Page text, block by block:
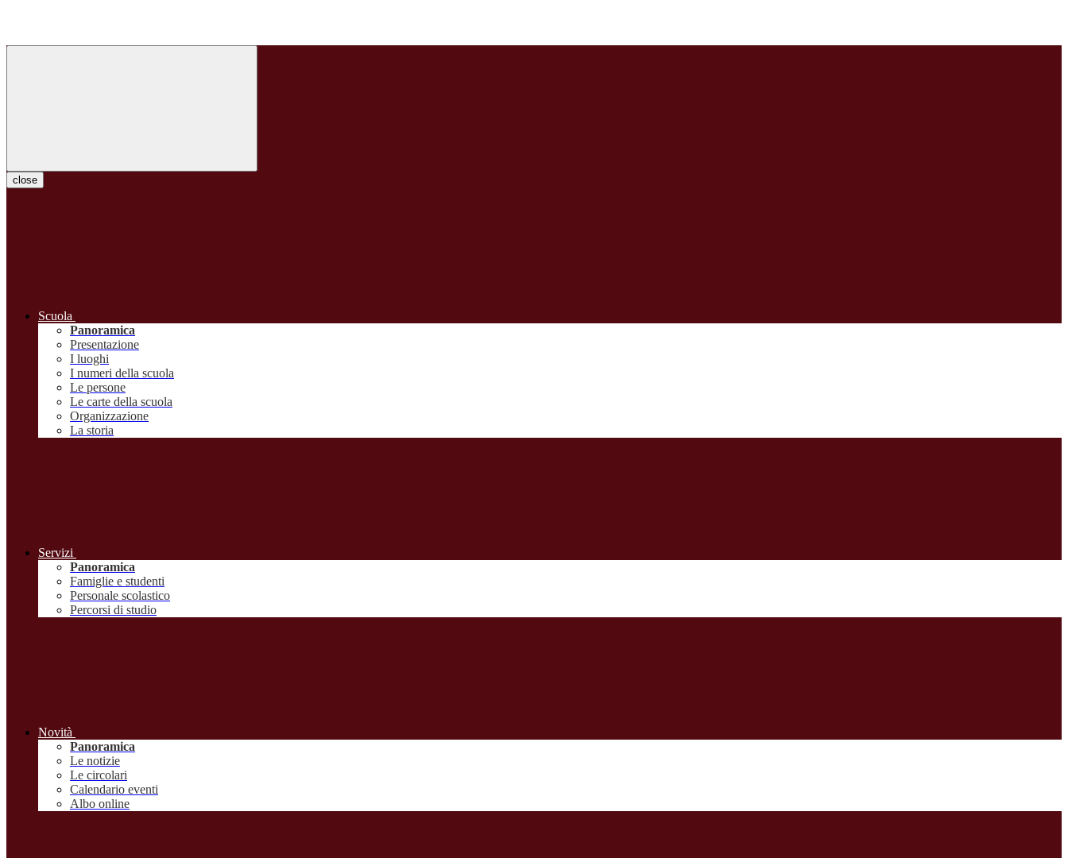
close
Scuola
Panoramica
Presentazione
I luoghi
I numeri della scuola
Le persone
Le carte della scuola
Organizzazione
La storia
Servizi
Panoramica
Famiglie e studenti
Personale scolastico
Percorsi di studio
Novità
Panoramica
Le notizie
Le circolari
Calendario eventi
Albo online